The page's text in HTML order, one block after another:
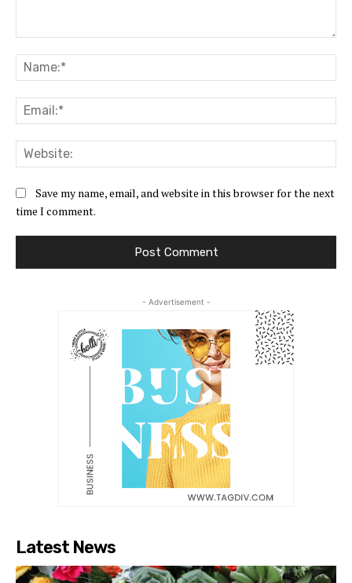
Save my name, email, and website in this browser for the next
time I comment.
- Advertisement -
Latest News